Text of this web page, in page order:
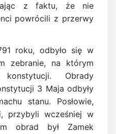
z faktu, że nie
powrócili z przerwy
roku, odbyło się w
zebranie, na którym
Obrady
3 Maja odbyły
stanu. Posłowie,
przybyli wcześniej w
obrad był Zamek